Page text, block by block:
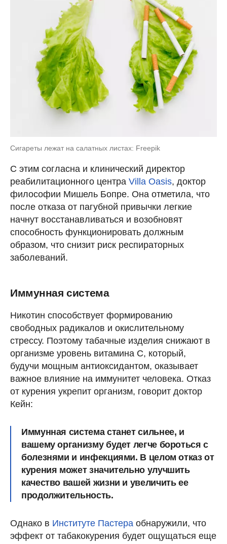
Сигареты лежат на салатных листах: Freepik
С этим согласна и клинический директор
реабилитационного центра Villa Oasis, доктор
философии Мишель Бопре. Она отметила, что
после отказа от пагубной привычки легкие
начнут восстанавливаться и возобновят
способность функционировать должным
образом, что снизит риск респираторных
заболеваний.
Иммунная система
Никотин способствует формированию
свободных радикалов и окислительному
стрессу. Поэтому табачные изделия снижают в
организме уровень витамина С, который,
будучи мощным антиоксидантом, оказывает
важное влияние на иммунитет человека. Отказ
от курения укрепит организм, говорит доктор
Кейн:
Иммунная система станет сильнее, и
вашему организму будет легче бороться с
болезнями и инфекциями. В целом отказ от
курения может значительно улучшить
качество вашей жизни и увеличить ее
продолжительность.
Однако в Институте Пастера обнаружили, что
эффект от табакокурения будет ощущаться еще